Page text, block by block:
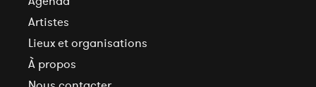
Artistes
Lieux et organisations
À propos